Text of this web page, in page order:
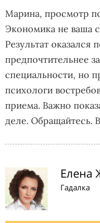
Марина, просмотр
Экономика не ваша
Результат оказался
предпочтительнее
специальности, но
психологи
приема. Важно
деле. Обращайтесь.
Елена
Гадалка